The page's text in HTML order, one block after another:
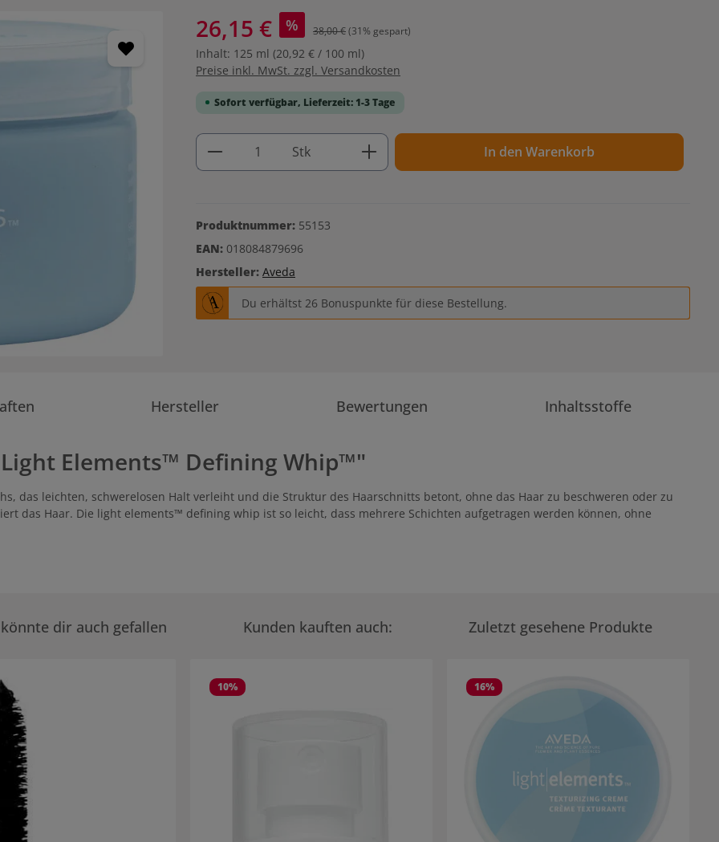
26,15 € % 38,00 €(31% gespart)
Inhalt: 125 ml (20,92 € / 100 ml)
Preise inkl. MwSt. zzgl. Versandkosten
Sofort verfügbar, Lieferzeit: 1-3 Tage
Produkt Anzahl: Gib den gewünschten Wert ein oder
Stk In den Warenkorb
Produktnummer: 55153
EAN: 018084879696
Hersteller: Aveda
Du erhältst 26 Bonuspunkte für diese Bestellung.
Hersteller Bewertungen Inhaltsstoffe
Elements™ Defining Whip™"
das leichten, schwerelosen Halt verleiht und die Struktur des Haarschnitts betont, ohne das Haar zu beschweren oder zu
das Haar. Die light elements™ defining whip ist so leicht, dass mehrere Schichten aufgetragen werden können, ohne
könnte dir auch gefallen Kunden kauften auch: Zuletzt gesehene Produkte
10% 16%